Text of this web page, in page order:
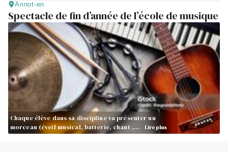
Annot-en
Spectacle de fin d’année de l’école de musique
Chaque élève dans sa discipline va présenter un
morceau (éveil musical, batterie, chant ,…
Lire plus